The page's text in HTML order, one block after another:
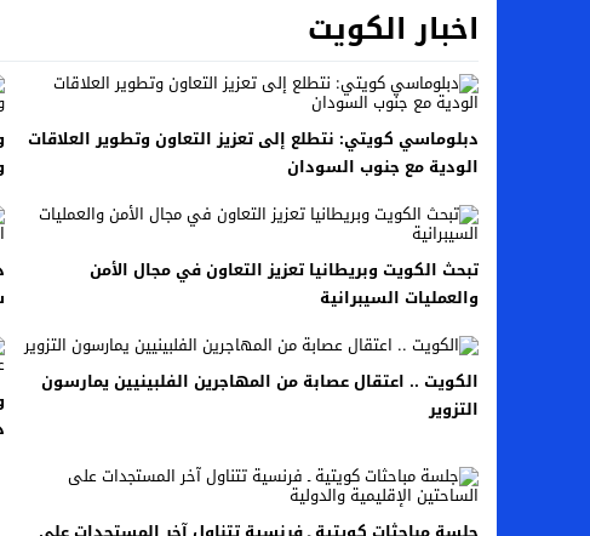
Previous
Next
اخبار الكويت
دبلوماسي كويتي: نتطلع إلى تعزيز التعاون وتطوير العلاقات
الودية مع جنوب السودان
تبحث الكويت وبريطانيا تعزيز التعاون في مجال الأمن
والعمليات السيبرانية
الكويت .. اعتقال عصابة من المهاجرين الفلبينيين يمارسون
التزوير